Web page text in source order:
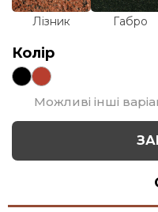
Лізник Габро
Колір
Можливі інші